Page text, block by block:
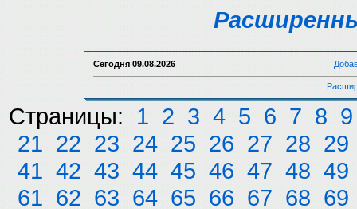
Сегодня 09.08.2026
Страницы: 1 2 3 4 5 6 7 8 9
21 22 23 24 25 26 27 28 29
41 42 43 44 45 46 47 48 49
61 62 63 64 65 66 67 68 69